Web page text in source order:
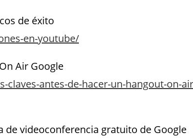
de éxito
en-youtube/
Air Google
antes-de-hacer-un-hangout-on-
de videoconferencia gratuito de Google